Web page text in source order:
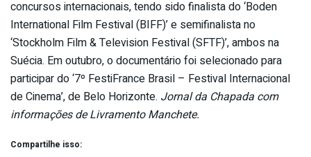
concursos internacionais, tendo sido finalista do ‘Boden
International Film Festival (BIFF)’ e semifinalista no
‘Stockholm Film & Television Festival (SFTF)’, ambos na
Suécia. Em outubro, o documentário foi selecionado para
participar do ‘7º FestiFrance Brasil – Festival Internacional
de Cinema’, de Belo Horizonte. Jornal da Chapada com
informações de Livramento Manchete.
Compartilhe isso: